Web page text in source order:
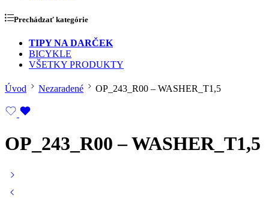
Prechádzať kategórie
TIPY NA DARČEK
BICYKLE
VŠETKY PRODUKTY
Úvod Nezaradené OP_243_R00 – WASHER_T1,5
OP_243_R00 – WASHER_T1,5